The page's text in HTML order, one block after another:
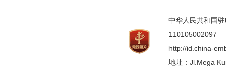
中华人民共和国
110105002097
http://id.china-
地址：Jl.Mega